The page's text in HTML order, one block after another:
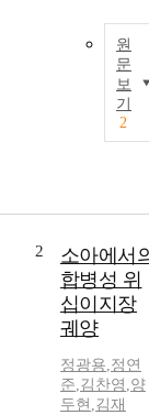
원
문
보
기
2
2
소아에서
합병성 위
십이지장
궤양
정광용,정연
준,김찬영 ,양
두현 ,김재